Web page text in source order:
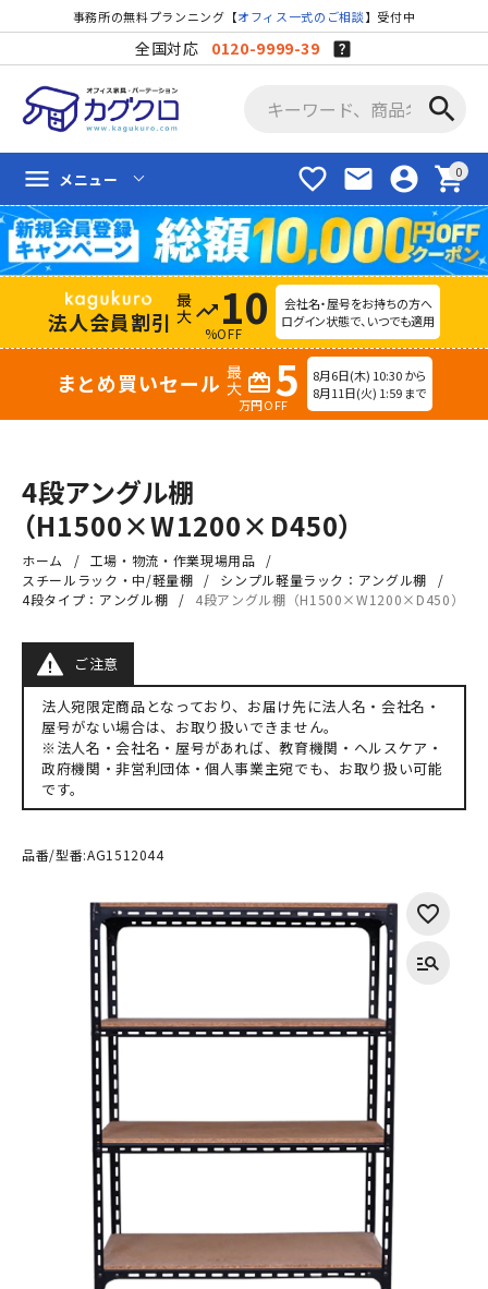
事務所の無料プランニング【オフィス一式のご相談】受付中
全国対応 0120-9999-39
search
favorite_border mail account_circle shopping_cart
menu メニュー
法人会員割引 trending_up 10
%OFF
会社名・屋号をお持ちの方へ
ログイン状態で、いつでも適用
まとめ買いセール redeem 5
万円OFF
8月6日(木) 10:30 から
8月11日(火) 1:59 まで
4段アングル棚
（H1500×W1200×D450）
ホーム
工場・物流・作業現場用品
スチールラック・中/軽量棚
シンプル軽量ラック：アングル棚
4段タイプ：アングル棚
4段アングル棚（H1500×W1200×D450）
ご注意
法人宛限定商品となっており、お届け先に法人名・会社名・
屋号がない場合は、お取り扱いできません。
※法人名・会社名・屋号があれば、教育機関・ヘルスケア・
政府機関・非営利団体・個人事業主宛でも、お取り扱い可能
です。
品番/型番:AG1512044